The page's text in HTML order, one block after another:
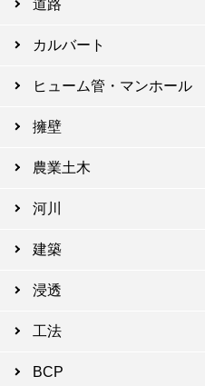
道路
カルバート
ヒューム管・マンホール
擁壁
農業土木
河川
建築
浸透
工法
BCP